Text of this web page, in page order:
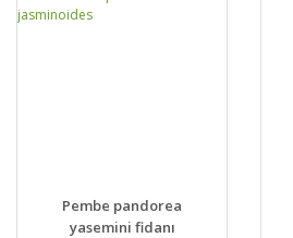
Pembe pandorea
yasemini fidanı